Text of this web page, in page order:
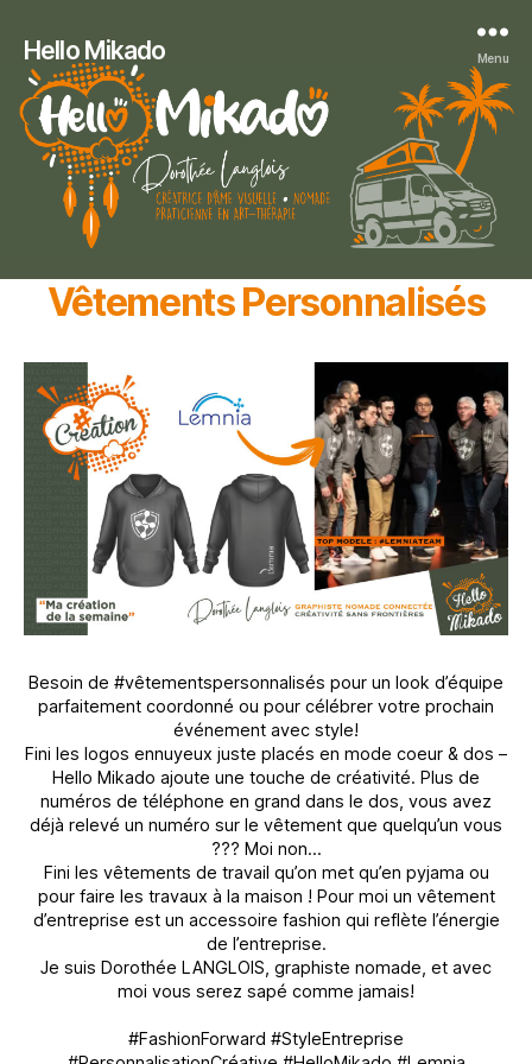
Hello Mikado Menu
Vêtements Personnalisés
Besoin de #vêtementspersonnalisés pour un look d’équipe
parfaitement coordonné ou pour célébrer votre prochain
événement avec style!
Fini les logos ennuyeux juste placés en mode coeur & dos –
Hello Mikado ajoute une touche de créativité. Plus de
numéros de téléphone en grand dans le dos, vous avez
déjà relevé un numéro sur le vêtement que quelqu’un vous
??? Moi non…
Fini les vêtements de travail qu’on met qu’en pyjama ou
pour faire les travaux à la maison ! Pour moi un vêtement
d’entreprise est un accessoire fashion qui reflète l’énergie
de l’entreprise.
Je suis Dorothée LANGLOIS, graphiste nomade, et avec
moi vous serez sapé comme jamais!
#FashionForward #StyleEntreprise